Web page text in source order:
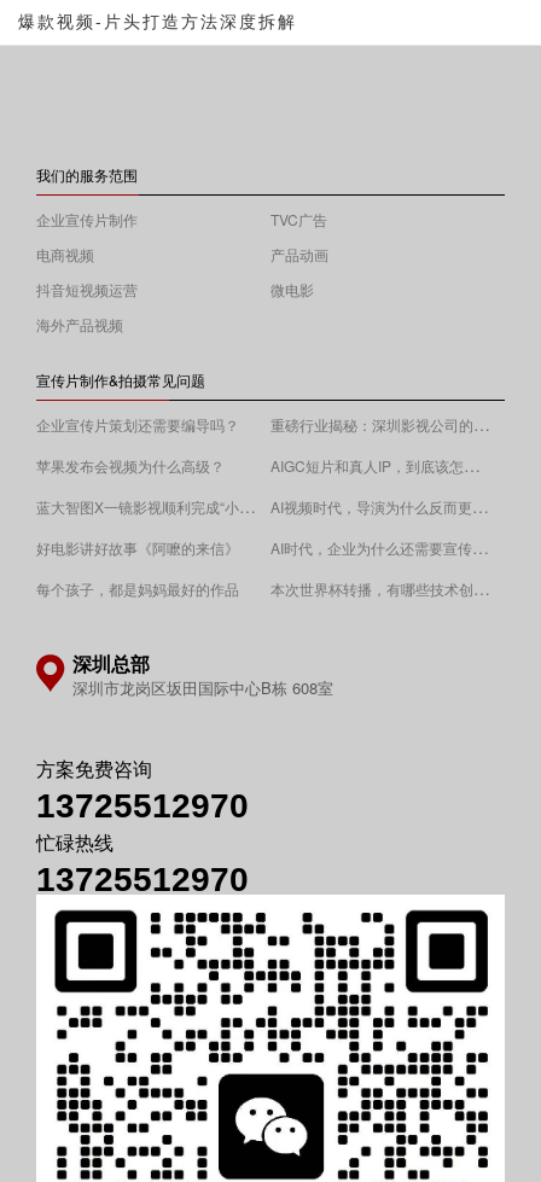
爆款视频-片头打造方法深度拆解
我们的服务范围
企业宣传片制作
TVC广告
电商视频
产品动画
抖音短视频运营
微电影
海外产品视频
宣传片制作&拍摄常见问题
企业宣传片策划还需要编导吗？ 重磅行业揭秘：深圳影视公司的收费逻辑！
苹果发布会视频为什么高级？
AIGC短片和真人IP，到底该怎么选？
蓝大智图X一镜影视顺利完成“小蓝本”广告影片拍摄制作。
AI视频时代，导演为什么反而更重要？
好电影讲好故事《阿嚒的来信》 AI时代，企业为什么还需要宣传片？
每个孩子，都是妈妈最好的作品 ​本次世界杯转播，有哪些技术创新值得关注？
深圳总部
深圳市龙岗区坂田国际中心B栋 608室
方案免费咨询
13725512970
忙碌热线
13725512970